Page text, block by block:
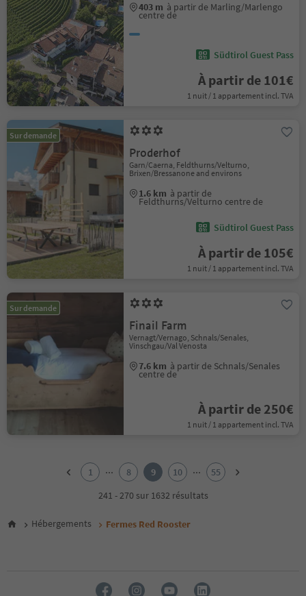
403 m à partir de Marling/Marlengo
centre de
Südtirol Guest Pass
À partir de 101€
1 nuit / 1 appartement incl. TVA
Sur demande
Proderhof
Garn/Caerna, Feldthurns/Velturno,
Brixen/Bressanone and environs
1.6 km à partir de
Feldthurns/Velturno centre de
Südtirol Guest Pass
À partir de 105€
1 nuit / 1 appartement incl. TVA
Sur demande
Finail Farm
Vernagt/Vernago, Schnals/Senales,
Vinschgau/Val Venosta
7.6 km à partir de Schnals/Senales
centre de
À partir de 250€
1 nuit / 1 appartement incl. TVA
6
1 ... 8 9 10 ...
55
241 - 270 sur 1632 résultats
Hébergements Fermes Red Rooster